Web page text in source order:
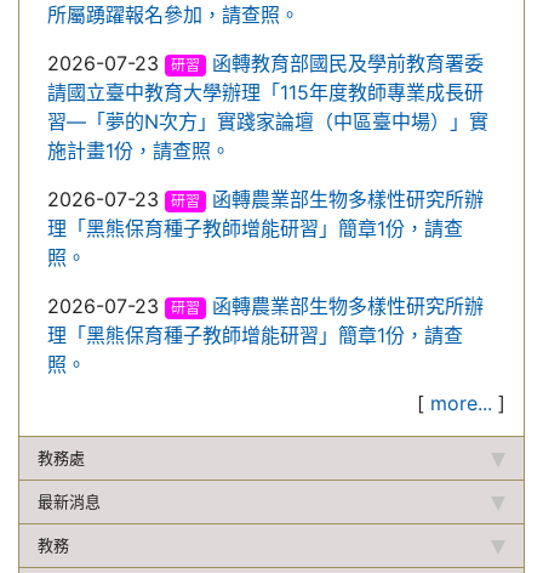
所屬踴躍報名參加，請查照。
2026-07-23
研習
函轉教育部國民及學前教育署委
請國立臺中教育大學辦理「115年度教師專業成長研
習—「夢的N次方」實踐家論壇（中區臺中場）」實
施計畫1份，請查照。
2026-07-23
研習
函轉農業部生物多樣性研究所辦
理「黑熊保育種子教師增能研習」簡章1份，請查
照。
2026-07-23
研習
函轉農業部生物多樣性研究所辦
理「黑熊保育種子教師增能研習」簡章1份，請查
照。
[ more... ]
教務處
最新消息
教務